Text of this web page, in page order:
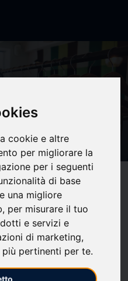
cookie e altre
per migliorare la
per i seguenti
di base
una migliore
, per misurare il tuo
e servizi e
di marketing,
più pertinenti per te.
Vuitton
en
de ser solo puntos de
Prada, Louis Vuitton, Dior
sus locales físicos en
y restaurantes que